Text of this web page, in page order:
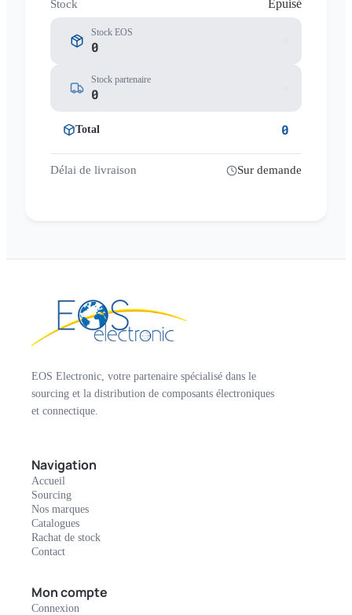
Stock Épuisé
Stock EOS
0
Stock partenaire
0
Total 0
Délai de livraison Sur demande
EOS Electronic, votre partenaire spécialisé dans le
sourcing et la distribution de composants électroniques
et connectique.
Navigation
Accueil
Sourcing
Nos marques
Catalogues
Rachat de stock
Contact
Mon compte
Connexion